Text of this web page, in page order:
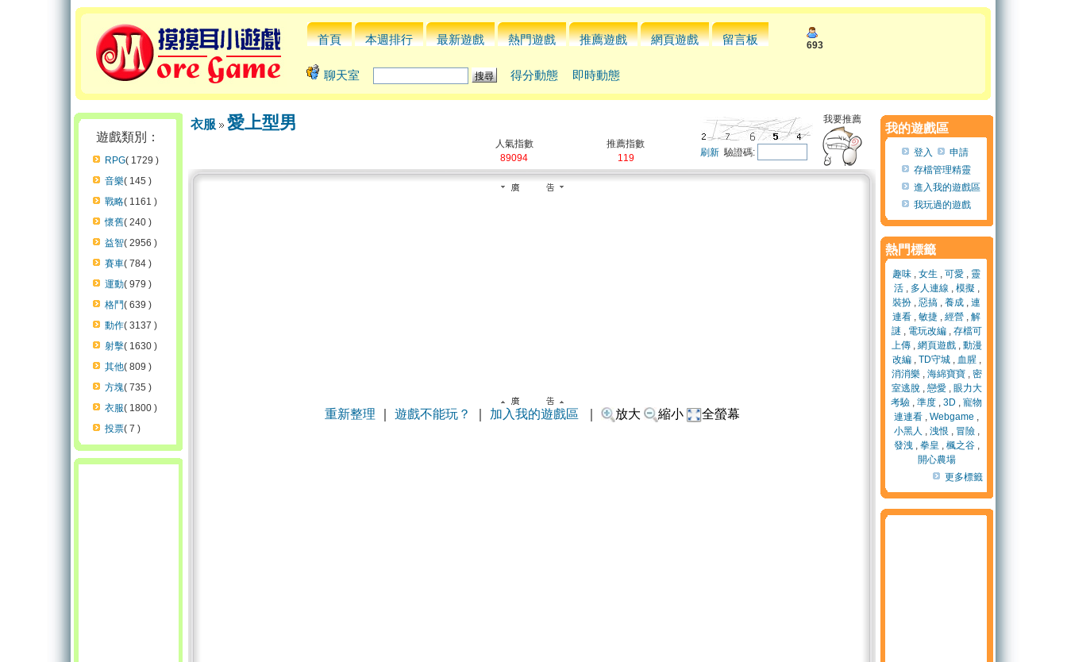
首頁 本週排行 最新遊戲 熱門遊戲 推薦遊戲 網頁遊戲 留言板 693
聊天室 得分動態 即時動態
遊戲類別：
RPG( 1729 )
音樂( 145 )
戰略( 1161 )
懷舊( 240 )
益智( 2956 )
賽車( 784 )
運動( 979 )
格鬥( 639 )
動作( 3137 )
射擊( 1630 )
其他( 809 )
方塊( 735 )
衣服( 1800 )
投票( 7 )
衣服 愛上型男
人氣指數
89094
推薦指數
119
刷新驗證碼:
我要推薦
重新整理 遊戲不能玩？ 加入我的遊戲區 放大 縮小 全螢幕
我的遊戲區
登入
申請
存檔管理精靈
進入我的遊戲區
我玩過的遊戲
熱門標籤
趣味 , 女生 , 可愛 , 靈
活, 多人連線 , 模擬 ,
裝扮 , 惡搞 , 養成 , 連
連看 , 敏捷 , 經營 , 解
謎 , 電玩改編, 存檔可
上傳, 網頁遊戲, 動漫
改編, TD守城, 血腥 ,
消消樂, 海綿寶寶, 密
室逃脫, 戀愛, 眼力大
考驗 , 準度 , 3D , 寵物
連連看 , Webgame ,
小黑人 , 洩恨 , 冒險,
發洩, 拳皇 , 楓之谷,
開心農場
更多標籤